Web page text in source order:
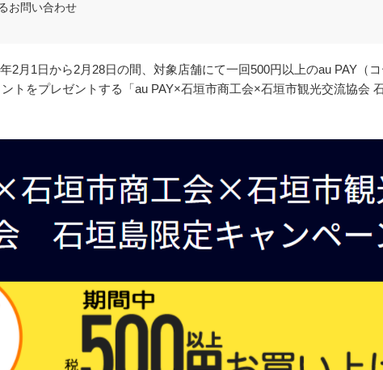
お問い合わせ
2月1日から2月28日の間、対象店舗にて一回500円以上のau PAY（
トをプレゼントする「au PAY×石垣市商工会×石垣市観光交流協会